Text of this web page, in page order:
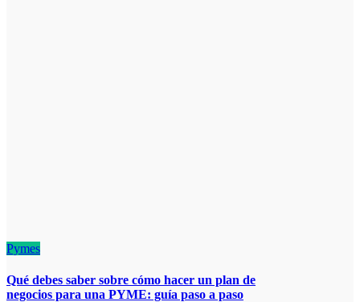
Pymes
Qué debes saber sobre cómo hacer un plan de
negocios para una PYME: guía paso a paso